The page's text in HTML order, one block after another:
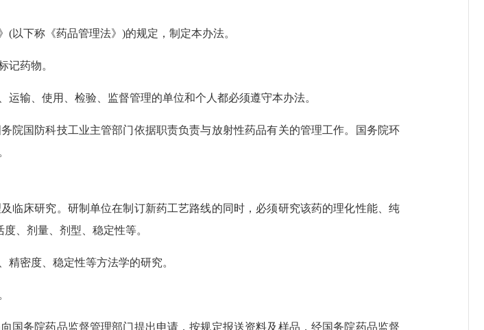
以下称《药品管理法》)的规定，制定本办法。
记药物。
输、使用、检验、监督管理的单位和个人都必须遵守本办法。
院国防科技工业主管部门依据职责负责与放射性药品有关的管理工作。国务院环
临床研究。研制单位在制订新药工艺路线的同时，必须研究该药的理化性能、纯
、剂量、剂型、稳定性等。
密度、稳定性等方法学的研究。
国务院药品监督管理部门提出申请，按规定报送资料及样品，经国务院药品监督